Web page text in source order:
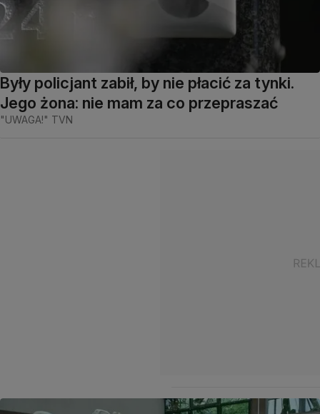
Były policjant zabił, by nie płacić za tynki.
Jego żona: nie mam za co przepraszać
"UWAGA!" TVN